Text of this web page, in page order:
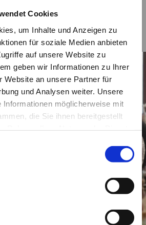
Cookies
um Inhalte und Anzeigen zu
für soziale Medien anbieten
auf unsere Website zu
geben wir Informationen zu Ihrer
Website an unsere Partner für
und Analysen weiter. Unsere
Informationen möglicherweise mit
die Sie ihnen bereitgestellt
Webseite weiterhin nutzen.